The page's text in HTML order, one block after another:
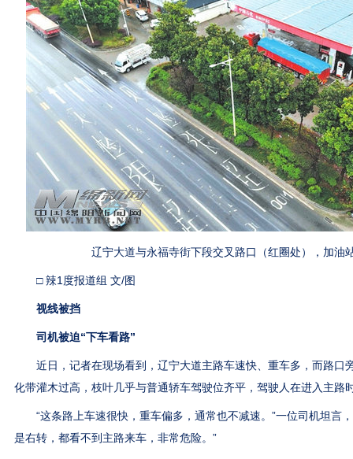
辽宁大道与永福寺街下段交叉路口（红圈处），加油
□ 辣1度报道组 文/图
视线被挡
司机被迫“下车看路”
近日，记者在现场看到，辽宁大道主路车速快、重车多，而路口
化带灌木过高，枝叶几乎与普通轿车驾驶位齐平，驾驶人在进入主路
“这条路上车速很快，重车偏多，通常也不减速。”一位司机坦言
是右转，都看不到主路来车，非常危险。”